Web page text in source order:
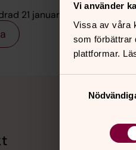
Vi använder
Vissa av våra
som förbättrar
plattformar.
21 januari 2021